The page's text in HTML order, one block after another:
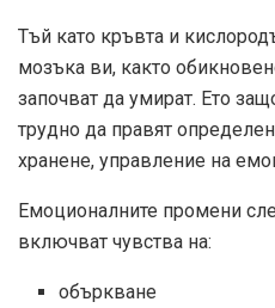
Тъй като кръвта и
мозъка ви, както
започват да умират. Ето
трудно да правят
хранене, управление на
Емоционалните промени
включват чувства на:
объркване